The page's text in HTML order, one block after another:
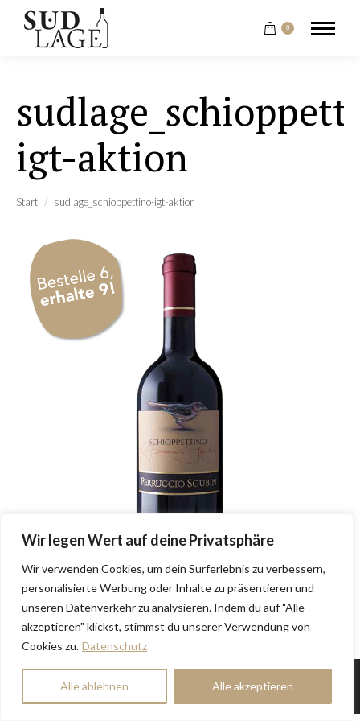
Wir legen Wert auf deine Privatsphäre
Wir verwenden Cookies, um dein Surferlebnis zu verbessern,
personalisierte Werbung oder Inhalte zu präsentieren und
unseren Datenverkehr zu analysieren. Indem du auf "Alle
akzeptieren" klickst, stimmst du unserer Verwendung von
Cookies zu. Datenschutz
Alle ablehnen Alle akzeptieren
0
igt-aktion
Start sudlage_schioppettino-igt-aktion